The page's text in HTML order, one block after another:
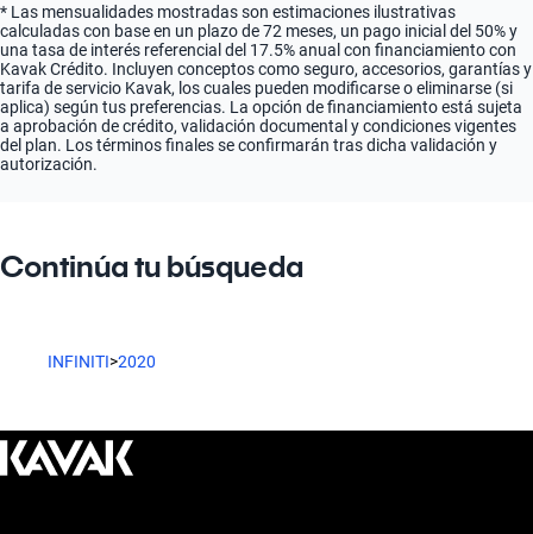
* Las mensualidades mostradas son estimaciones ilustrativas
calculadas con base en un plazo de 72 meses, un pago inicial del 50% y
una tasa de interés referencial del 17.5% anual con financiamiento con
Kavak Crédito. Incluyen conceptos como seguro, accesorios, garantías y
tarifa de servicio Kavak, los cuales pueden modificarse o eliminarse (si
aplica) según tus preferencias. La opción de financiamiento está sujeta
a aprobación de crédito, validación documental y condiciones vigentes
del plan. Los términos finales se confirmarán tras dicha validación y
autorización.
Continúa tu búsqueda
INFINITI>2020